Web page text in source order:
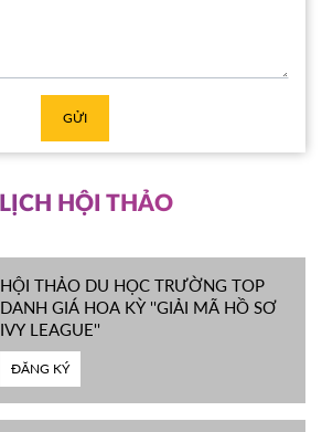
GỬI
LỊCH HỘI THẢO
HỘI THẢO DU HỌC TRƯỜNG TOP
DANH GIÁ HOA KỲ ''GIẢI MÃ HỒ SƠ
IVY LEAGUE''
ĐĂNG KÝ